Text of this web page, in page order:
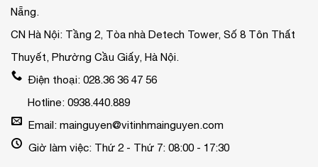
Nẵng.
CN Hà Nội: Tầng 2, Tòa nhà Detech Tower, Số 8 Tôn Thất
Thuyết, Phường Cầu Giấy, Hà Nội.
Điện thoại: 028.36 36 47 56
Hotline: 0938.440.889
Email: mainguyen@vitinhmainguyen.com
Giờ làm việc: Thứ 2 - Thứ 7: 08:00 - 17:30